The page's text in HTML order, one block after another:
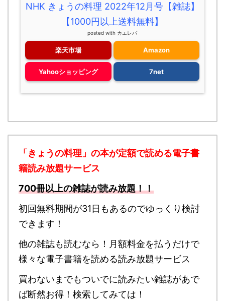
NHK きょうの料理 2022年12月号【雑誌】
【1000円以上送料無料】
posted with カエレバ
楽天市場 Amazon
Yahooショッピング 7net
「きょうの料理」の本が定額で読める電子書
籍読み放題サービス
700冊以上の雑誌が読み放題！！
初回無料期間が31日もあるのでゆっくり検討
できます！
他の雑誌も読むなら！月額料金を払うだけで
様々な電子書籍を読める読み放題サービス
買わないまでもついでに読みたい雑誌があで
ば断然お得！検索してみては！